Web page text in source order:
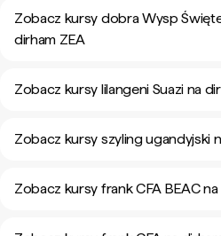
Zobacz kursy dobra Wysp
dirham ZEA
Zobacz kursy lilangeni Suazi na
Zobacz kursy szyling ugandyjski
Zobacz kursy frank CFA BEAC